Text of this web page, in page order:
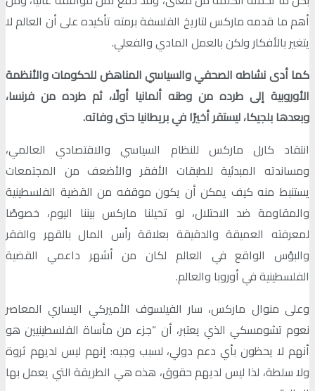
أهم ما قدمه ماركس لتاريخ الفلسفة برمته تأكيده على أن العالم لا
يتغير بالأفكار ولكن بالعمل المادي والفعلي.
كما أدى نشاطه الصحفي والسياسي المناهض للحكومات والأنظمة
الأوروبية إلى طرده من وطنه ألمانيا أولًا، ثم طرده من فرنسا،
وبعدها بلجيكا، ليستقر أخيرًا في بريطانيا حتى وفاته.
انتقاد كارل ماركس للنظام السياسي والاقتصادي العالمي،
ومساندته المبدئية للطبقات الأفقر والأضعف من المجتمعات
يستنبط منه كيف يمكن أن يكون موقفه من القضية الفلسطينية
والمقاومة ضد الاحتلال، لو تخيلنا ماركس بيننا اليوم، خصوصًا
لمعرفته العميقة والدقيقة بعلاقة رأس المال بالقهر والفقر
والبؤس الواقع في العالم لكان من أشهر داعمي القضية
الفلسطينية في أوروبا والعالم.
وعلى منوال ماركس، سار الفيلسوف الأميركي اليساري المعاصر
نعوم تشومسكي الذي يعتبر، أن “جزء من مأساة الفلسطينيين هو
أنهم لا يحظون بأي دعم دولي، لسبب وجيه: إنهم ليس لديهم ثروة
ولا سلطة، لذا ليس لديهم حقوق، هذه هي الطريقة التي يعمل بها